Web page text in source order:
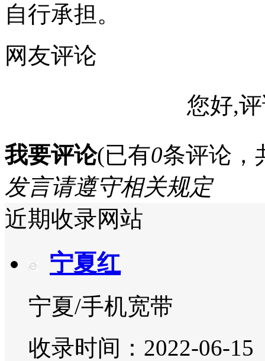
自行承担。
网友评论
您好,
我要评论(已有0条评论，
发言请遵守相关规定
近期收录网站
宁夏红
宁夏/手机宽带
收录时间：2022-06-15